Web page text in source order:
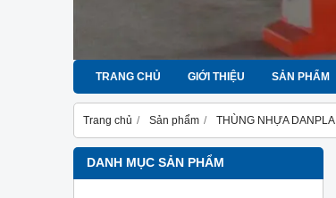
TRANG CHỦ GIỚI THIỆU SẢN PHẨM
Trang chủ Sản phẩm THÙNG NHỰA DANPLA
DANH MỤC SẢN PHẨM